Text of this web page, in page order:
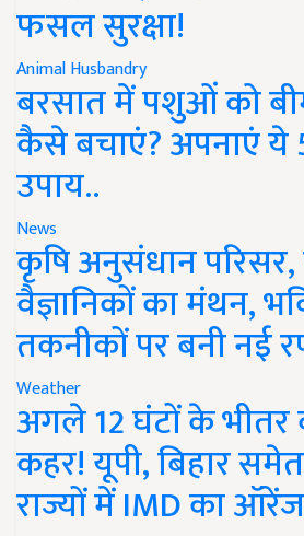
फसल सुरक्षा!
Animal Husbandry
बरसात में पशुओं को
कैसे बचाएं? अपनाएं
उपाय..
News
कृषि अनुसंधान परिसर,
वैज्ञानिकों का मंथन,
तकनीकों पर बनी नई
Weather
अगले 12 घंटों के भीतर
कहर! यूपी, बिहार
राज्यों में IMD का